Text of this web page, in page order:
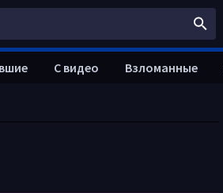
С видео Взломанные